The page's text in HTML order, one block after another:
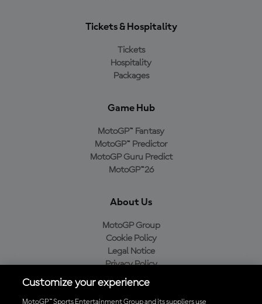
Tickets & Hospitality
Tickets
Hospitality
Packages
Game Hub
MotoGP™ Fantasy
MotoGP™ Predictor
MotoGP Guru Predict
MotoGP™26
About Us
MotoGP Group
Cookie Policy
Legal Notice
Privacy Policy
Purchase Policy
Customize your experience
MotoGP™ Sports Entertainment Group and its suppliers use